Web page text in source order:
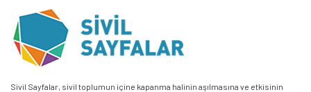
Sivil Sayfalar, sivil toplumun içine kapanma halinin aşılmasına ve etkisinin